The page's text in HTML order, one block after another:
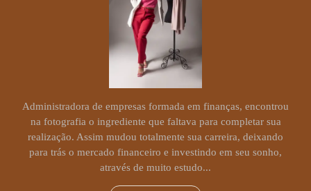
Administradora de empresas formada em finanças, encontrou
na fotografia o ingrediente que faltava para completar sua
realização. Assim mudou totalmente sua carreira, deixando
para trás o mercado financeiro e investindo em seu sonho,
através de muito estudo...